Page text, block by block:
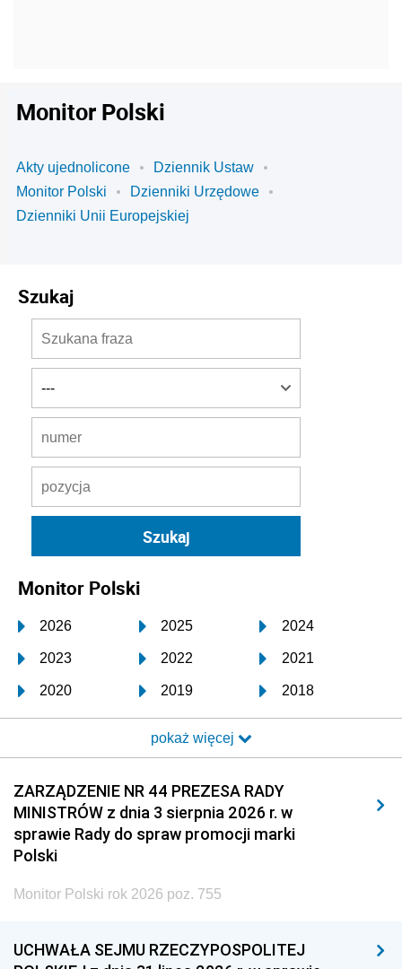
Monitor Polski
Akty ujednolicone
Dziennik Ustaw
Monitor Polski
Dzienniki Urzędowe
Dzienniki Unii Europejskiej
Szukaj
Monitor Polski
2026 2025 2024
2023 2022 2021
2020 2019 2018
2017 2016 2015
2014 2013 2012
2011 2010 2009
2008 2007 2006
2005
1996 1995 1994
pokaż więcej
ZARZĄDZENIE NR 44 PREZESA RADY
MINISTRÓW z dnia 3 sierpnia 2026 r. w
sprawie Rady do spraw promocji marki
Polski
Monitor Polski rok 2026 poz. 755
UCHWAŁA SEJMU RZECZYPOSPOLITEJ